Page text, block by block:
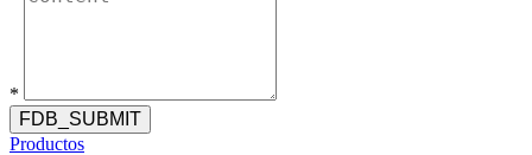
*
FDB_SUBMIT
Productos